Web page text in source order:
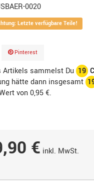
0020
Letzte verfügbare Teile!
Pinterest
Artikels sammelst Du 19
hätte dann insgesamt
von0,95 €.
€ inkl. MwSt.